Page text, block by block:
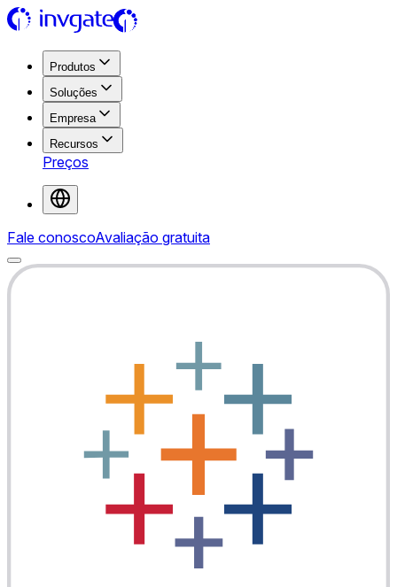
Produtos
Soluções
Empresa
Recursos
Preços
Fale conoscoAvaliação gratuita